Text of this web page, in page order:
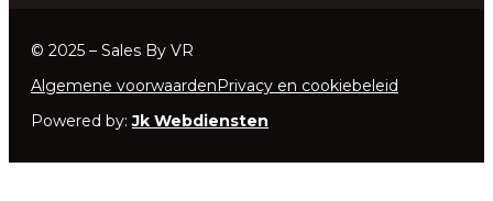
© 2025 – Sales By VR
Algemene voorwaarden Privacy en cookiebeleid
Powered by:Jk Webdiensten